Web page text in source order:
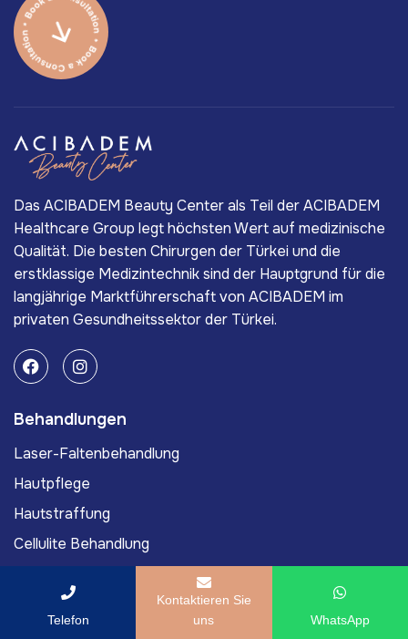
Das ACIBADEM Beauty Center als Teil der ACIBADEM
Healthcare Group legt höchsten Wert auf medizinische
Qualität. Die besten Chirurgen der Türkei und die
erstklassige Medizintechnik sind der Hauptgrund für die
langjährige Marktführerschaft von ACIBADEM im
privaten Gesundheitssektor der Türkei.
Behandlungen
Laser-Faltenbehandlung
Hautpflege
Hautstraffung
Cellulite Behandlung
LinksTelefon
Kontaktieren Sie
uns
WhatsApp